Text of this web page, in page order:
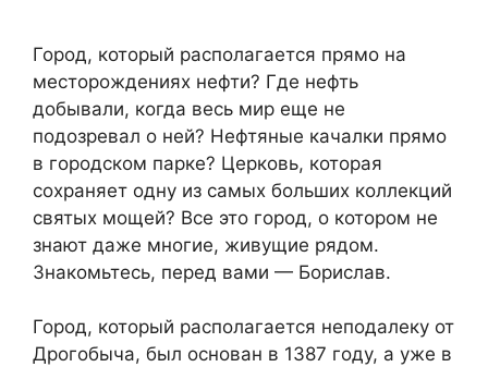
Город, который располагается прямо на
месторождениях нефти? Где нефть
добывали, когда весь мир еще не
подозревал о ней? Нефтяные качалки прямо
в городском парке? Церковь, которая
сохраняет одну из самых больших коллекций
святых мощей? Все это город, о котором не
знают даже многие, живущие рядом.
Знакомьтесь, перед вами — Борислав.
Город, который располагается неподалеку от
Дрогобыча, был основан в 1387 году, а уже в